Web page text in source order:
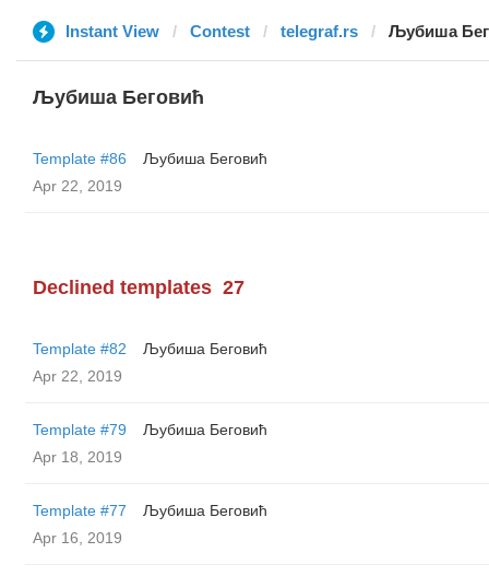
Instant View Contest telegraf.rs Љубиша
Љубиша Беговић
Template #86
Љубиша Беговић
Apr 22, 2019
Declined templates 27
Template #82
Љубиша Беговић
Apr 22, 2019
Template #79
Љубиша Беговић
Apr 18, 2019
Template #77
Љубиша Беговић
Apr 16, 2019